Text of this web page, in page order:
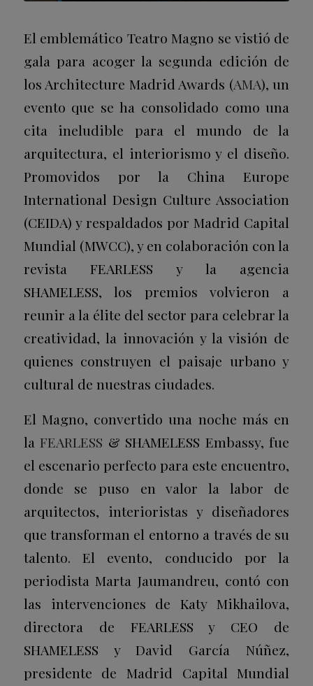
El emblemático Teatro Magno se vistió de
gala para acoger la segunda edición de
los Architecture Madrid Awards (AMA), un
evento que se ha consolidado como una
cita ineludible para el mundo de la
arquitectura, el interiorismo y el diseño.
Promovidos por la China Europe
International Design Culture Association
(CEIDA) y respaldados por Madrid Capital
Mundial (MWCC), y en colaboración con la
revista FEARLESS y la agencia
SHAMELESS, los premios volvieron a
reunir a la élite del sector para celebrar la
creatividad, la innovación y la visión de
quienes construyen el paisaje urbano y
cultural de nuestras ciudades.
El Magno, convertido una noche más en
laFEARLESS & SHAMELESS Embassy, fue
el escenario perfecto para este encuentro,
donde se puso en valor la labor de
arquitectos, interioristas y diseñadores
que transforman el entorno a través de su
talento. El evento, conducido por la
periodista Marta Jaumandreu, contó con
las intervenciones de Katy Mikhailova,
directora de FEARLESS y CEO de
SHAMELESS y David García Núñez,
presidente de Madrid Capital Mundial